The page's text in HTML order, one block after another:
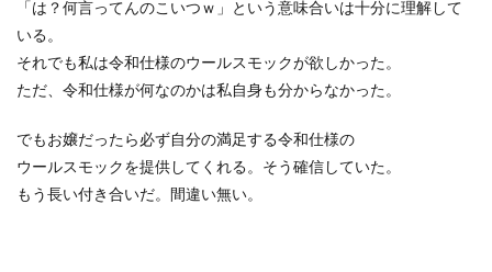
「は？何言ってんのこいつｗ」という意味合いは十分に理解して
いる。
それでも私は令和仕様のウールスモックが欲しかった。
ただ、令和仕様が何なのかは私自身も分からなかった。
でもお嬢だったら必ず自分の満足する令和仕様の
ウールスモックを提供してくれる。そう確信していた。
もう長い付き合いだ。間違い無い。